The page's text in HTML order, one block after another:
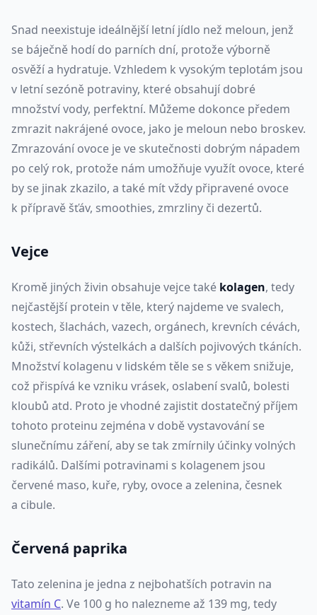
Snad neexistuje ideálnější letní jídlo než meloun, jenž
se báječně hodí do parních dní, protože výborně
osvěží a hydratuje. Vzhledem k vysokým teplotám jsou
v letní sezóně potraviny, které obsahují dobré
množství vody, perfektní. Můžeme dokonce předem
zmrazit nakrájené ovoce, jako je meloun nebo broskev.
Zmrazování ovoce je ve skutečnosti dobrým nápadem
po celý rok, protože nám umožňuje využít ovoce, které
by se jinak zkazilo, a také mít vždy připravené ovoce
k přípravě šťáv, smoothies, zmrzliny či dezertů.
Vejce
Kromě jiných živin obsahuje vejce také kolagen, tedy
nejčastější protein v těle, který najdeme ve svalech,
kostech, šlachách, vazech, orgánech, krevních cévách,
kůži, střevních výstelkách a dalších pojivových tkáních.
Množství kolagenu v lidském těle se s věkem snižuje,
což přispívá ke vzniku vrásek, oslabení svalů, bolesti
kloubů atd. Proto je vhodné zajistit dostatečný příjem
tohoto proteinu zejména v době vystavování se
slunečnímu záření, aby se tak zmírnily účinky volných
radikálů. Dalšími potravinami s kolagenem jsou
červené maso, kuře, ryby, ovoce a zelenina, česnek
a cibule.
Červená paprika
Tato zelenina je jedna z nejbohatších potravin na
vitamín C. Ve 100 g ho nalezneme až 139 mg, tedy